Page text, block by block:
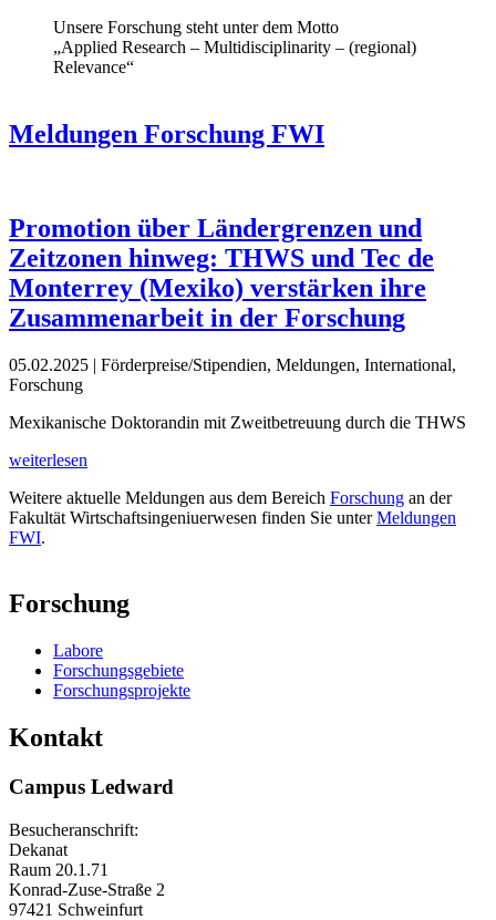
Unsere Forschung steht unter dem Motto
„Applied Research – Multidisciplinarity – (regional)
Relevance“
Meldungen Forschung FWI
Promotion über Ländergrenzen und
Zeitzonen hinweg: THWS und Tec de
Monterrey (Mexiko) verstärken ihre
Zusammenarbeit in der Forschung
05.02.2025 | Förderpreise/Stipendien, Meldungen, International,
Forschung
Mexikanische Doktorandin mit Zweitbetreuung durch die THWS
weiterlesen
Weitere aktuelle Meldungen aus dem Bereich Forschung an der
Fakultät Wirtschaftsingeniuerwesen finden Sie unterMeldungen
FWI.
Forschung
Labore
Forschungsgebiete
Forschungsprojekte
Kontakt
Campus Ledward
Besucheranschrift:
Dekanat
Raum 20.1.71
Konrad-Zuse-Straße 2
97421 Schweinfurt